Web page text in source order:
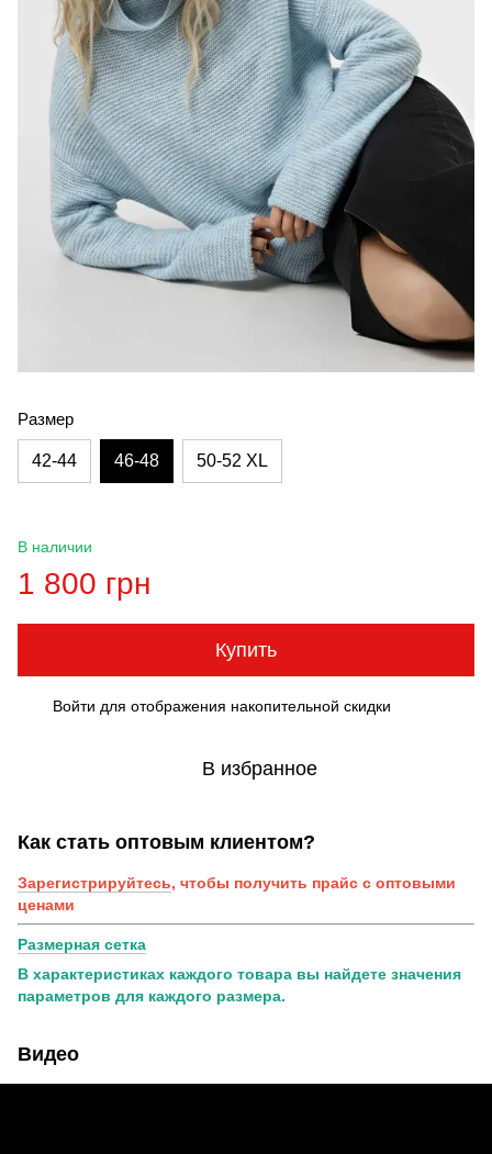
Размер
42-44 46-48 50-52 XL
В наличии
1 800 грн
Купить
Войти для отображения накопительной скидки
В избранное
Как стать оптовым клиентом?
Зарегистрируйтесь, чтобы получить прайс с оптовыми
ценами
Размерная сетка
В характеристиках каждого товара вы найдете значения
параметров для каждого размера.
Видео